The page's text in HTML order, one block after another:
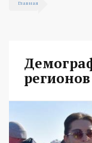
Главная
регионов